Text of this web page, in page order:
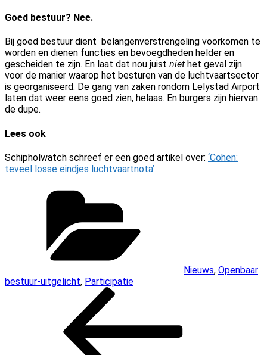
Goed bestuur? Nee.
Bij goed bestuur dient belangenverstrengeling voorkomen te
worden en dienen functies en bevoegdheden helder en
gescheiden te zijn. En laat dat nou juist niet het geval zijn
voor de manier waarop het besturen van de luchtvaartsector
is georganiseerd. De gang van zaken rondom Lelystad Airport
laten dat weer eens goed zien, helaas. En burgers zijn hiervan
de dupe.
Lees ook
Schipholwatch schreef er een goed artikel over: ‘Cohen:
teveel losse eindjes luchtvaartnota’
Nieuws, Openbaar
bestuur-uitgelicht, Participatie